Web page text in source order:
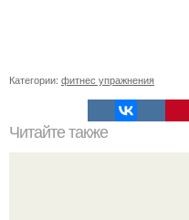
Категории: фитнес упражнения
Читайте также